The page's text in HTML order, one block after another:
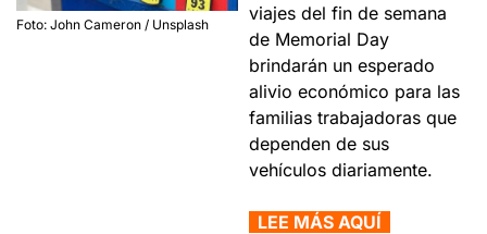
Foto: John Cameron / Unsplash
viajes del fin de semana
de Memorial Day
brindarán un esperado
alivio económico para las
familias trabajadoras que
dependen de sus
vehículos diariamente.
  LEE MÁS AQUÍ